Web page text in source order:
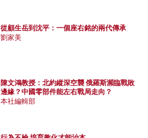
從顧生岳到沈平：一個座右銘的兩代傳承
劉家美
陳文鴻教授：北約縱深空襲 俄羅斯瀕臨戰敗
邊緣？中國零部件能左右戰局走向？
本社編輯部